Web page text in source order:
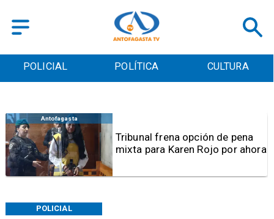
POLICIAL POLÍTICA CULTURA
POLICIAL
Antofagasta
Tribunal frena opción de pena
mixta para Karen Rojo por ahora